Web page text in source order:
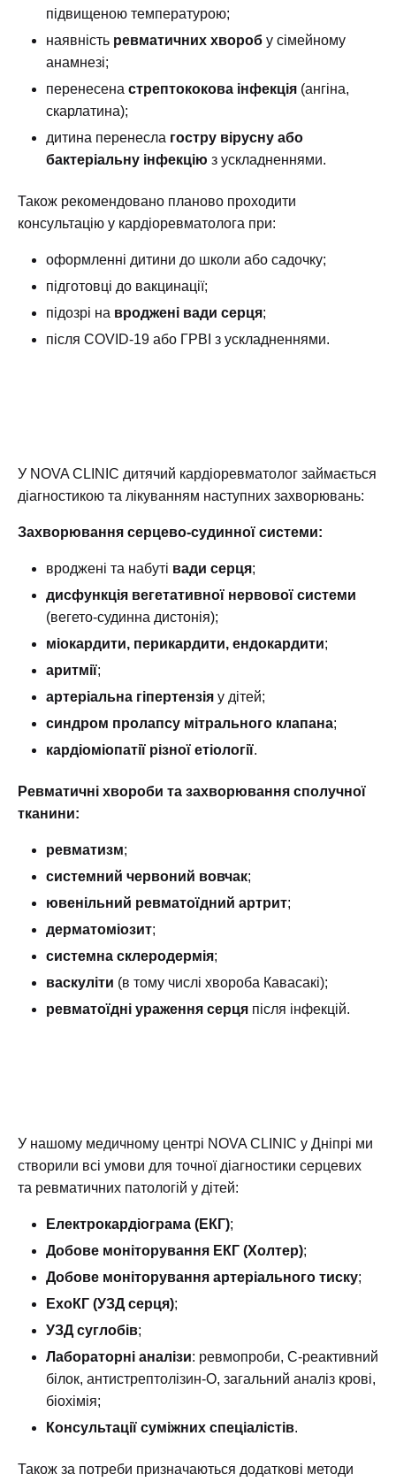
підвищеною температурою;
наявність ревматичних хвороб у сімейному
анамнезі;
перенесена стрептококова інфекція (ангіна,
скарлатина);
дитина перенесла гостру вірусну або
бактеріальну інфекцію з ускладненнями.
Також рекомендовано планово проходити
консультацію у кардіоревматолога при:
оформленні дитини до школи або садочку;
підготовці до вакцинації;
підозрі на вроджені вади серця;
після COVID-19 або ГРВІ з ускладненнями.
У NOVA CLINIC дитячий кардіоревматолог займається
діагностикою та лікуванням наступних захворювань:
Захворювання серцево-судинної системи:
вроджені та набуті вади серця;
дисфункція вегетативної нервової системи
(вегето-судинна дистонія);
міокардити, перикардити, ендокардити;
аритмії;
артеріальна гіпертензія у дітей;
синдром пролапсу мітрального клапана;
кардіоміопатії різної етіології.
Ревматичні хвороби та захворювання сполучної
тканини:
ревматизм;
системний червоний вовчак;
ювенільний ревматоїдний артрит;
дерматоміозит;
системна склеродермія;
васкуліти (в тому числі хвороба Кавасакі);
ревматоїдні ураження серця після інфекцій.
У нашому медичному центрі NOVA CLINIC у Дніпрі ми
створили всі умови для точної діагностики серцевих
та ревматичних патологій у дітей:
Електрокардіограма (ЕКГ);
Добове моніторування ЕКГ (Холтер);
Добове моніторування артеріального тиску;
ЕхоКГ (УЗД серця);
УЗД суглобів;
Лабораторні аналізи: ревмопроби, С-реактивний
білок, антистрептолізин-О, загальний аналіз крові,
біохімія;
Консультації суміжних спеціалістів.
Також за потреби призначаються додаткові методи